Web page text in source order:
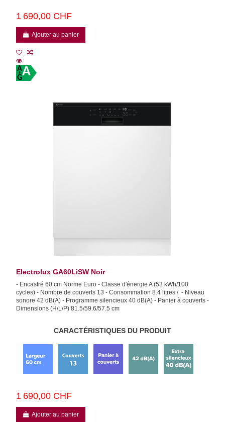
1 690,00 CHF
Ajouter au panier
A
Electrolux GA60LiSW Noir
- Encastré 60 cm Norme Euro - Classe d'énergie A (53 kWh/100
cycles) - Nombre de couverts 13 - Consommation 8.4 litres / - Niveau
sonore 42 dB(A) - Programme silencieux 40 dB(A) - Panier à couverts -
Dimensions (H/L/P) 81.5/59.6/57.5 cm
CARACTÉRISTIQUES DU PRODUIT
1 690,00 CHF
Ajouter au panier